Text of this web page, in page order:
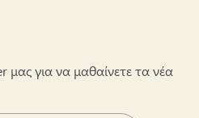
μας για να μαθαίνετε τα νέα